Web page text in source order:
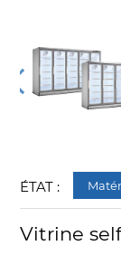
ÉTAT :
Vitrine